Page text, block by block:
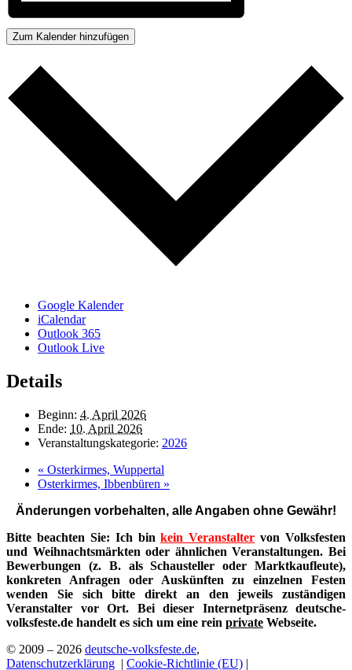
Zum Kalender hinzufügen
Google Kalender
iCalendar
Outlook 365
Outlook Live
Details
Beginn: 4. April 2026
Ende: 10. April 2026
Veranstaltungskategorie: 2026
« Osterkirmes, Wuppertal
Osterkirmes, Ibbenbüren »
Änderungen vorbehalten, alle Angaben ohne Gewähr!
Bitte beachten Sie: Ich binkein Veranstalter von Volksfesten
und Weihnachtsmärkten oder ähnlichen Veranstaltungen. Bei
Bewerbungen (z. B. als Schausteller oder Marktkaufleute),
konkreten Anfragen oder Auskünften zu einzelnen Festen
wenden Sie sich bitte direkt an den jeweils zuständigen
Veranstalter vor Ort. Bei dieser Internetpräsenz deutsche-
volksfeste.de handelt es sich um eine rein private Webseite.
© 2009 – 2026 deutsche-volksfeste.de,
Datenschutzerklärung | Cookie-Richtlinie (EU) |